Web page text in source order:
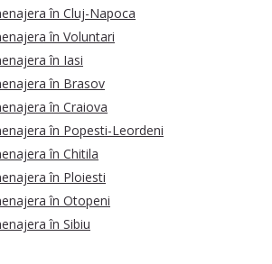
în Cluj-Napoca
în Voluntari
în Iasi
în Brasov
în Craiova
în Popesti-Leordeni
în Chitila
în Ploiesti
în Otopeni
în Sibiu